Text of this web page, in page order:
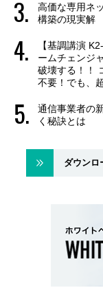
高価な専用ネ
構築の現実解
【基調講演
ームチェンジ
破壊する！！
不要！でも、
通信事業者の
く秘訣とは
ダウンロ